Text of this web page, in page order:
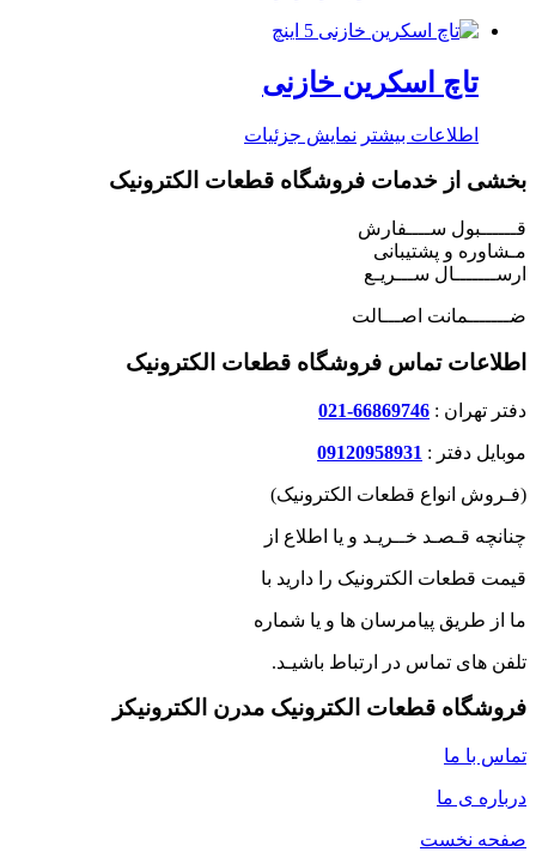
تاچ اسکرین خازنی
اطلاعات بیشتر نمایش جزئیات
بخشی از خدمات فروشگاه قطعات الکترونیک
قــــــبول ســــفارش
مـشاوره و پشتیبانی
ارســـــــال ســـریـع
ضـــــــمانت اصـــالت
اطلاعات تماس فروشگاه قطعات الکترونیک
دفتر تهران : 66869746-021
موبایل دفتر : 09120958931
(فـروش انواع قطعات الکترونیک)
چنانچه قـصـد خــریـد و یا اطلاع از
قیمت قطعات الکترونیک را دارید با
ما از طریق پیامرسان ها و یا شماره
تلفن های تماس در ارتباط باشیـد.
فروشگاه قطعات الکترونیک مدرن الکترونیکز
تماس با ما
درباره ی ما
صفحه نخست